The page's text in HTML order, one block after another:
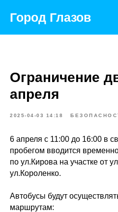
Город Глазов
Ограничение
апреля
2025-04-03 14:18
6 апреля с 11:00 до 16:00 в
пробегом вводится
по ул.Кирова на участке от
ул.Короленко.
Автобусы будут
маршрутам: